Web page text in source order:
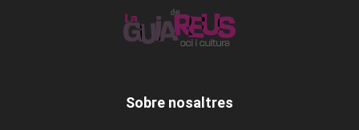
Sobre nosaltres